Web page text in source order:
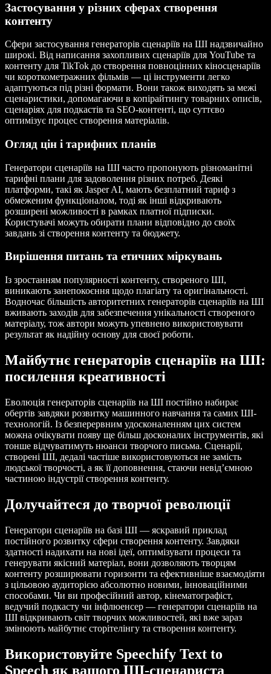
Застосування у різних сферах створення
контенту
Сфери застосування генераторів сценаріїв на ШІ надзвичайно
широкі. Від написання захопливих сценаріїв для YouTube та
контенту для TikTok до створення повноцінних кіносценаріїв
чи короткометражних фільмів — ці інструменти легко
адаптуються під різні формати. Вони також виходять за межі
сценаристики, допомагаючи в копірайтингу товарних описів,
сценаріях для подкастів та SEO-контенті, що суттєво
оптимізує процес створення матеріалів.
Огляд цін і тарифних планів
Генератори сценаріїв на ШІ часто пропонують різноманітні
тарифні плани для задоволення різних потреб. Деякі
платформи, такі як Jasper AI, мають безплатний тариф з
обмеженим функціоналом, тоді як інші відкривають
розширені можливості в рамках платної підписки.
Користувачі можуть обирати плани відповідно до своїх
завдань зі створення контенту та бюджету.
Вирішення питань та етичних міркувань
Із зростанням популярності контенту, створеного ШІ,
виникають занепокоєння щодо плагіату та оригінальності.
Водночас більшість авторитетних генераторів сценаріїв на ШІ
вживають заходів для забезпечення унікальності створеного
матеріалу, тож автори можуть упевнено використовувати
результат як надійну основу для своєї роботи.
Майбутнє генераторів сценаріїв на ШІ:
посилення креативності
Еволюція генераторів сценаріїв на ШІ постійно набирає
обертів завдяки розвитку машинного навчання та самих ШІ-
технологій. Із безперервним удосконаленням цих систем
можна очікувати появу ще більш досконалих інструментів, які
тонше відчуватимуть нюанси творчого письма. Сценарії,
створені ШІ, дедалі частіше використовуються не замість
людської творчості, а як її доповнення, стаючи невід’ємною
частиною індустрії створення контенту.
Долучайтеся до творчої революції
Генератори сценаріїв на базі ШІ — яскравий приклад
постійного розвитку сфери створення контенту. Завдяки
здатності надихати на нові ідеї, оптимізувати процеси та
генерувати якісний матеріал, вони дозволяють творцям
контенту розширювати горизонти та ефективніше взаємодіяти
з цільовою аудиторією абсолютно новими, інноваційними
способами. Чи ви професійний автор, кінематографіст,
ведучий подкасту чи інфлюенсер — генератори сценаріїв на
ШІ відкривають світ творчих можливостей, які вже зараз
змінюють майбутнє сторітелінгу та створення контенту.
Використовуйте Speechify Text to
Speech як вашого ШІ-сценариста